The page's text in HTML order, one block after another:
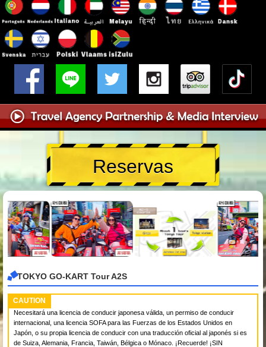
Reservas
TOKYO GO-KART Tour A2S
CAUTION
Necesitará una licencia de conducir japonesa válida, un permiso de conducir
internacional, una licencia SOFA para las Fuerzas de los Estados Unidos en
Japón, o su propia licencia de conducir con una traducción oficial al japonés si es
de Suiza, Alemania, Francia, Taiwán, Bélgica o Mónaco. ¡Recuerde! ¡SIN